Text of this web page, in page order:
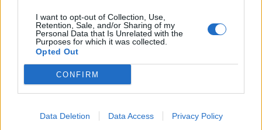
I want to opt-out of Collection, Use,
Retention, Sale, and/or Sharing of my
Personal Data that Is Unrelated with the
Purposes for which it was collected.
Opted Out
CONFIRM
Data Deletion Data Access Privacy Policy